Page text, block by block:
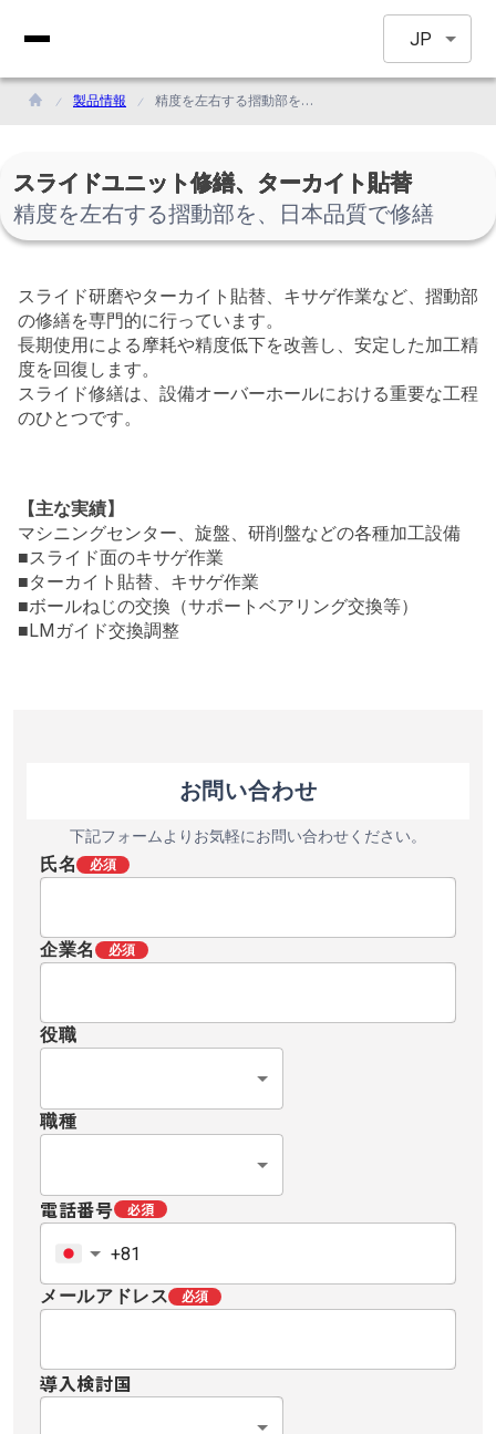
JP
製品情報 精度を左右する摺動部を、日本品質で修繕
スライドユニット修繕、ターカイト貼替
精度を左右する摺動部を、日本品質で修繕
スライド研磨やターカイト貼替、キサゲ作業など、摺動部
の修繕を専門的に行っています。
長期使用による摩耗や精度低下を改善し、安定した加工精
度を回復します。
スライド修繕は、設備オーバーホールにおける重要な工程
のひとつです。
【主な実績】
マシニングセンター、旋盤、研削盤などの各種加工設備
■スライド面のキサゲ作業
■ターカイト貼替、キサゲ作業
■ボールねじの交換（サポートベアリング交換等）
■LMガイド交換調整
お問い合わせ
下記フォームよりお気軽にお問い合わせください。
氏名 必須
企業名 必須
役職
職種
電話番号 必須
メールアドレス 必須
導入検討国